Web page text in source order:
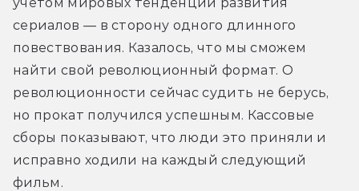
сериалов — в сторону одного длинного
повествования. Казалось, что мы сможем
найти свой революционный формат. О
революционности сейчас судить не берусь,
но прокат получился успешным. Кассовые
сборы показывают, что люди это приняли и
исправно ходили на каждый следующий
фильм.